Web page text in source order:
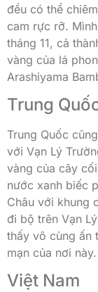
đều có thể
cam rực rỡ.
tháng 11, cả
vàng của lá
Arashiyama
Trung
Trung Quốc
với Vạn Lý
vàng của cây
nước xanh biếc
Châu với khung
đi bộ trên Vạn
thấy vô cùng ấn
mạn của nơi này.
Việt Nam